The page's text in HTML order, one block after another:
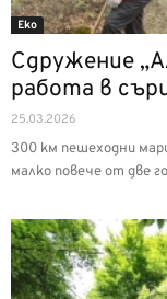
Еко
Сдружение
работа в
25.03.2026
300 км пешеходни
малко повече от две